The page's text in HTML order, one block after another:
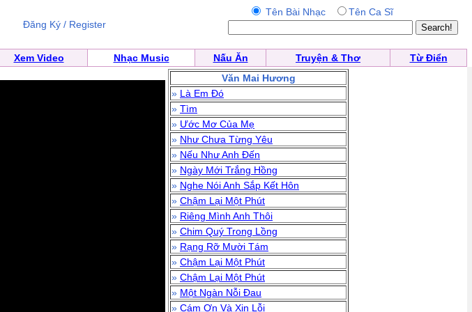
Đăng Ký / Register
Tên Bài Nhạc Tên Ca Sĩ
Xem Video Nhạc Music Nấu Ăn Truyện & Thơ
Từ Điển
Văn Mai Hương
» Là Em Đó
» Tìm
» Ước Mơ Của Mẹ
» Như Chưa Từng Yêu
» Nếu Như Anh Đến
» Ngày Mới Trắng Hồng
» Nghe Nói Anh Sắp Kết Hôn
» Chậm Lại Một Phút
» Riêng Mình Anh Thôi
» Chim Quý Trong Lồng
» Rạng Rỡ Mười Tám
» Chậm Lại Một Phút
» Chậm Lại Một Phút
» Một Ngàn Nỗi Đau
» Cám Ơn Và Xin Lỗi